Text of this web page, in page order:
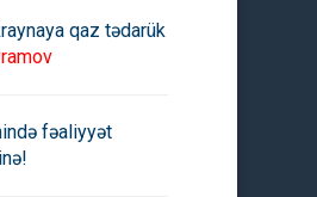
qaz tədarük
fəaliyyət